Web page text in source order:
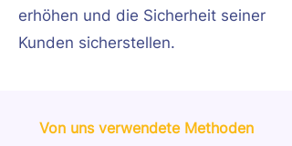
erhöhen und die Sicherheit seiner
Kunden sicherstellen.
Von uns verwendete Methoden